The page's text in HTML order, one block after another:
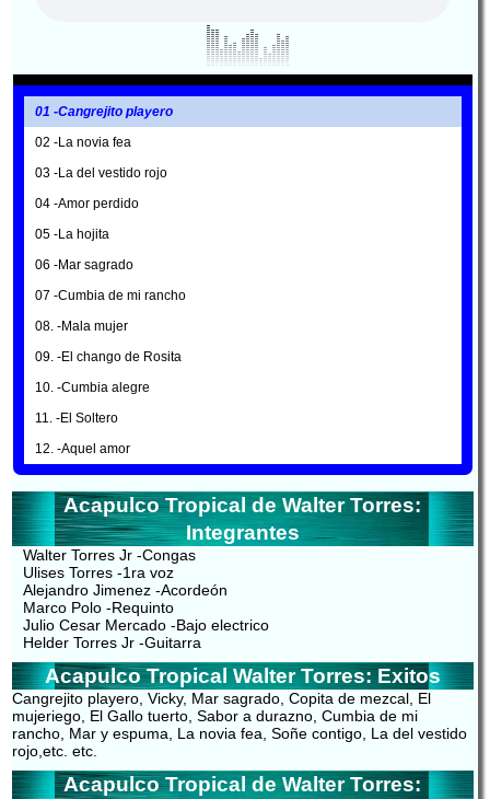
01 -Cangrejito playero
02 -La novia fea
03 -La del vestido rojo
04 -Amor perdido
05 -La hojita
06 -Mar sagrado
07 -Cumbia de mi rancho
08. -Mala mujer
09. -El chango de Rosita
10. -Cumbia alegre
11. -El Soltero
12. -Aquel amor
Acapulco Tropical de Walter Torres:
Integrantes
Walter Torres Jr -Congas
Ulises Torres -1ra voz
Alejandro Jimenez -Acordeón
Marco Polo -Requinto
Julio Cesar Mercado -Bajo electrico
Helder Torres Jr -Guitarra
Acapulco Tropical Walter Torres: Exitos
Cangrejito playero, Vicky, Mar sagrado, Copita de mezcal, El
mujeriego, El Gallo tuerto, Sabor a durazno, Cumbia de mi
rancho, Mar y espuma, La novia fea, Soñe contigo, La del vestido
rojo,etc. etc.
Acapulco Tropical de Walter Torres: